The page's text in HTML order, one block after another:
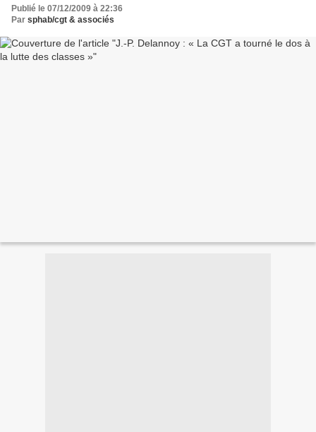
Publié le 07/12/2009 à 22:36
Par sphab/cgt & associés